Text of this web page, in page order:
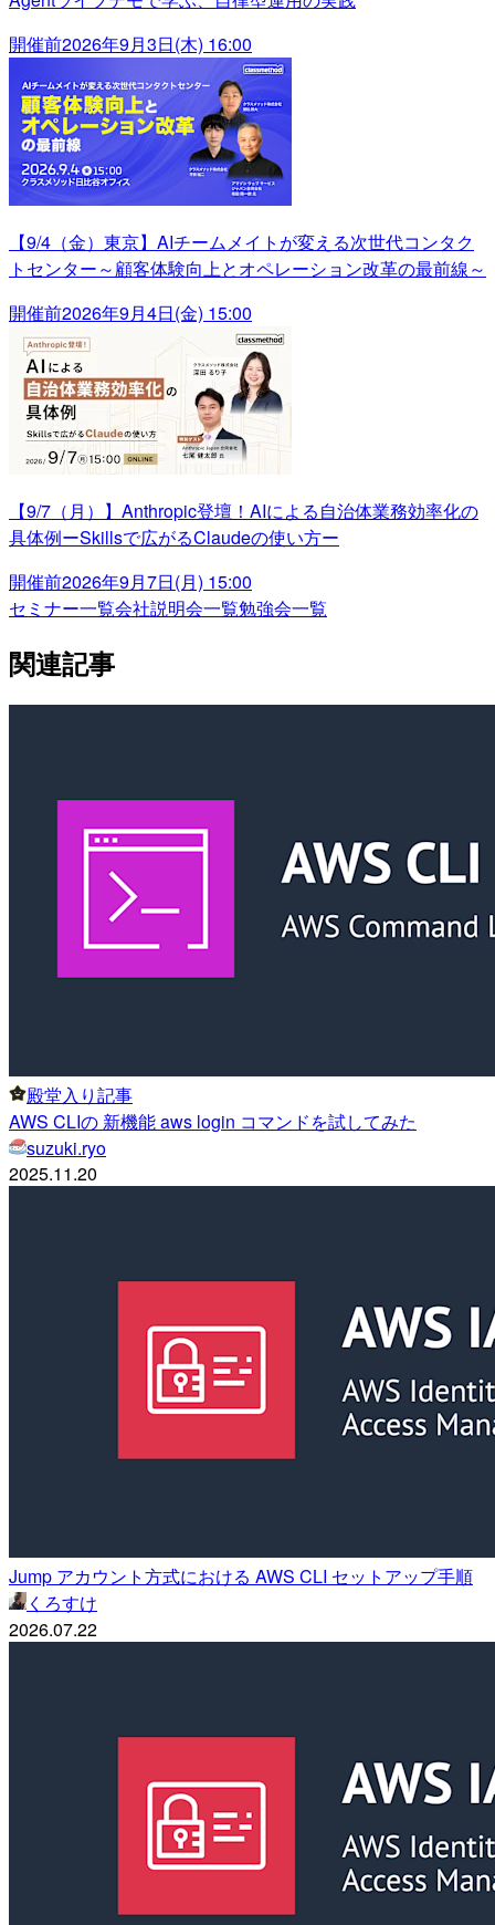
開催前2026年9月3日(木) 16:00
【9/4（金）東京】AIチームメイトが変える次世代コンタク
トセンター～顧客体験向上とオペレーション改革の最前線～
開催前2026年9月4日(金) 15:00
【9/7（月）】Anthropic登壇！AIによる自治体業務効率化の
具体例ーSkillsで広がるClaudeの使い方ー
開催前2026年9月7日(月) 15:00
セミナー一覧会社説明会一覧勉強会一覧
関連記事
殿堂入り記事
AWS CLIの 新機能 aws login コマンドを試してみた
suzuki.ryo
2025.11.20
Jump アカウント方式における AWS CLI セットアップ手順
くろすけ
2026.07.22